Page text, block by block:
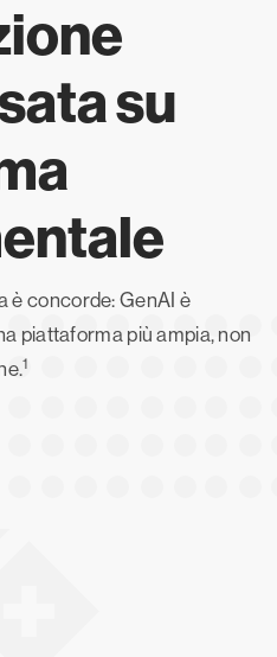
su
è concorde: GenAI è
piattaforma più ampia, non
1